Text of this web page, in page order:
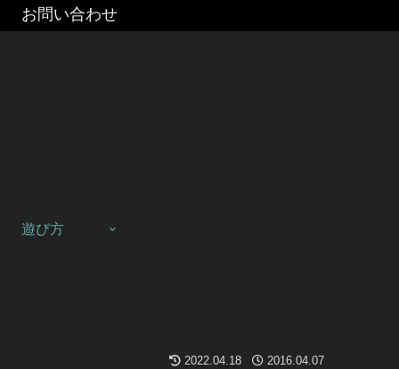
お問い合わせ
遊び方
2022.04.18 2016.04.07